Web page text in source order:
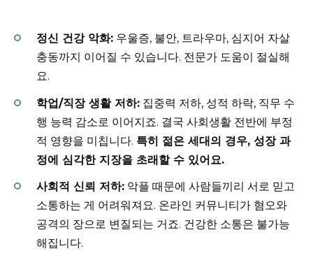
정신 건강 악화: 우울증, 불안, 트라우마, 심지어 자살
충동까지 이어질 수 있습니다. 전문가 도움이 절실해
요.
학업/직장 생활 저하: 집중력 저하, 성적 하락, 직무 수
행 능력 감소로 이어지죠. 결국 사회생활 전반에 부정
적 영향을 미칩니다. 특히 젊은 세대의 경우, 성장 과
정에 심각한 지장을 초래할 수 있어요.
사회적 신뢰 저하: 악플 때문에 사람들끼리 서로 믿고
소통하는 게 어려워져요. 온라인 커뮤니티가 혐오와
공격의 장으로 변질되는 거죠. 건강한 소통은 불가능
해집니다.